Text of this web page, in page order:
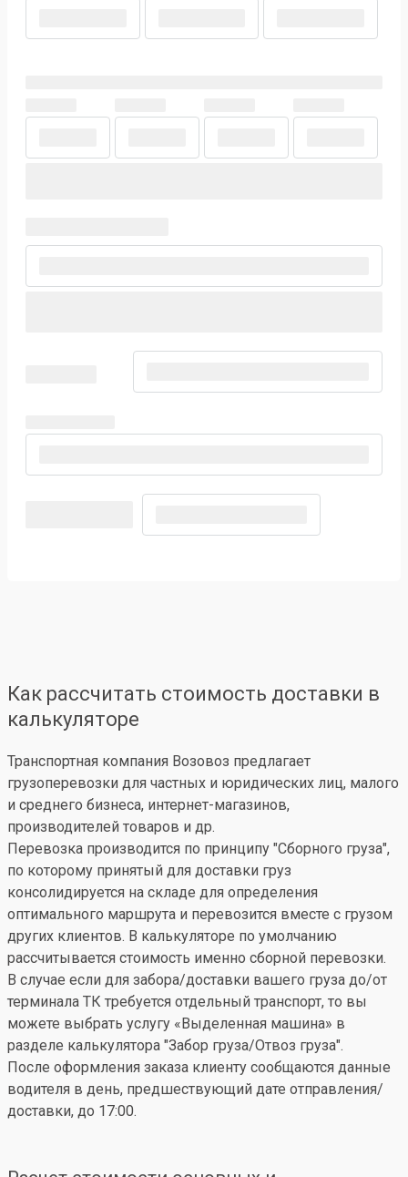
Как рассчитать стоимость доставки в
калькуляторе
Транспортная компания Возовоз предлагает
грузоперевозки для частных и юридических лиц, малого
и среднего бизнеса, интернет-магазинов,
производителей товаров и др.
Перевозка производится по принципу "Сборного груза",
по которому принятый для доставки груз
консолидируется на складе для определения
оптимального маршрута и перевозится вместе с грузом
других клиентов. В калькуляторе по умолчанию
рассчитывается стоимость именно сборной перевозки.
В случае если для забора/доставки вашего груза до/от
терминала ТК требуется отдельный транспорт, то вы
можете выбрать услугу «Выделенная машина» в
разделе калькулятора "Забор груза/Отвоз груза".
После оформления заказа клиенту сообщаются данные
водителя в день, предшествующий дате отправления/
доставки, до 17:00.